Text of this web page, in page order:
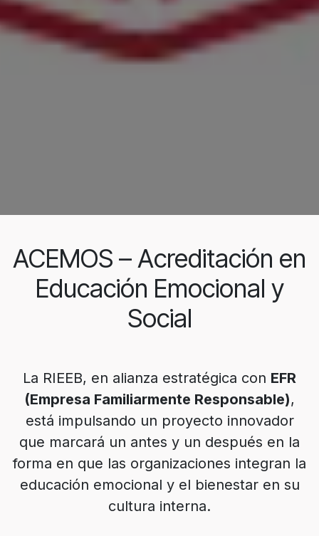
ACEMOS – Acreditación en
Educación Emocional y
Social
La RIEEB, en alianza estratégica con EFR
(Empresa Familiarmente Responsable),
está impulsando un proyecto innovador
que marcará un antes y un después en la
forma en que las organizaciones integran la
educación emocional y el bienestar en su
cultura interna.